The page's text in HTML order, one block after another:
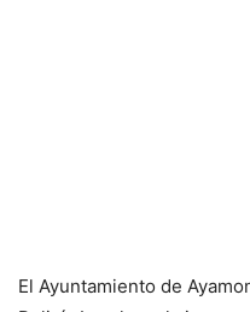
El Ayuntamiento de